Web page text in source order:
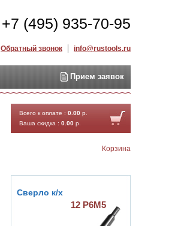
+7 (495) 935-70-95
Обратный звонок info@rustools.ru
Прием заявок
Всего к оплате : 0.00 р.
Ваша скидка : 0.00 р.
Корзина
Сверло к/х
12 Р6М5